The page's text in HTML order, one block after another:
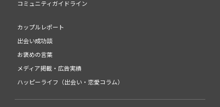
コミュニティガイドライン
カップルレポート
出会い成功談
お褒めの言葉
メディア掲載・広告実績
ハッピーライフ（出会い・恋愛コラム）